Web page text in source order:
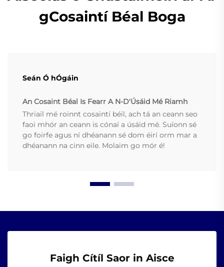
gCosaintí Béal Boga
Seán Ó hÓgáin
An Cosaint Béal Is Fearr A N-D'Úsáid Mé Riamh
Thriail mé roinnt cosaintí béil, ach tá an ceann seo
faoi mhór an ceann is cónaí a úsáid mé. Suíonn sé
go foirfe agus ní dhéanann sé dom éirí orm mar a
dhéanann na cinn eile. Molaim go mór é!
Faigh Cítíl Saor in Aisce